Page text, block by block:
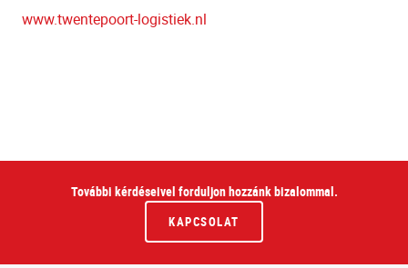
www.twentepoort-logistiek.nl
További kérdéseivel forduljon hozzánk bizalommal.
KAPCSOLAT